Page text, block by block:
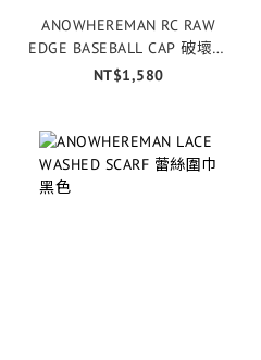
ANOWHEREMAN RC RAW
EDGE BASEBALL CAP 破壞老
帽 棕色
NT$1,580